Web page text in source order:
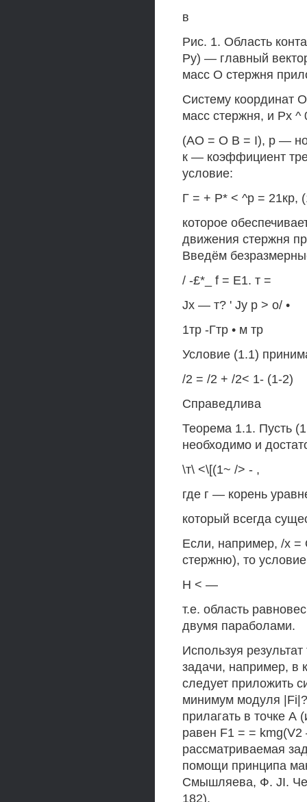
в
Рис. 1. Область
Ру) — главный
масс О стержня
Систему координат
масс стержня, и Рх
(АО = О В = I), р —
к — коэффициент
условие:
Г = + Р* < ^р = 21кр,
которое
движения стержня
Введём
/ -£*_ f = Е1. т =
Jx — т? ' Jy р > о/ •
1тр -Гтр • м тр
Условие (1.1)
/2 = /2 + /2< 1- (1-2)
Справедлива
Теорема 1.1. Пусть
необходимо и
\т\ <\[(1~ /> - ,
где г — корень
который всегда
Если, например, /х =
стержню), то
Н < —
т.е. область
двумя параболами.
Используя
задачи, например, в
следует приложить
минимум модуля
прилагать в точке
равен F1 = =
рассматриваемая
помощи принципа
Смышляева, Ф. JI.
182).